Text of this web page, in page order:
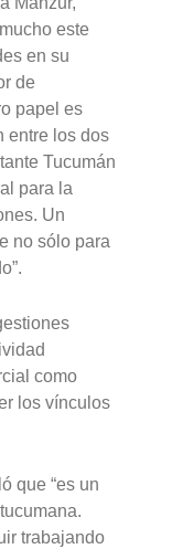
este
en su
de
papel es
entre los dos
Tucumán
para la
Un
no sólo para
como
los vínculos
que “es un
trabajando